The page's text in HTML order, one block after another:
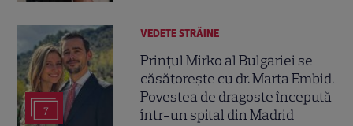
7
VEDETE STRĂINE
Prințul Mirko al Bulgariei se
căsătorește cu dr. Marta Embid.
Povestea de dragoste începută
într-un spital din Madrid